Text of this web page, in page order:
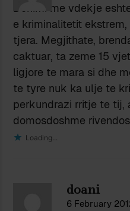
Denimi me vdekje
e kriminalitetit
tjera. Megjithate,
caktuar, ta zeme 15
ligjore te mara si dhe
te tyre nuk ka ulje te
perkundrazi rritje te tij,
domosdoshme
Loading...
doani
6 February